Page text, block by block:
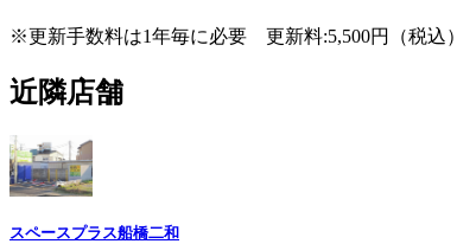
※更新手数料は1年毎に必要 更新料:5,500円（税込）
近隣店舗
スペースプラス船橋二和